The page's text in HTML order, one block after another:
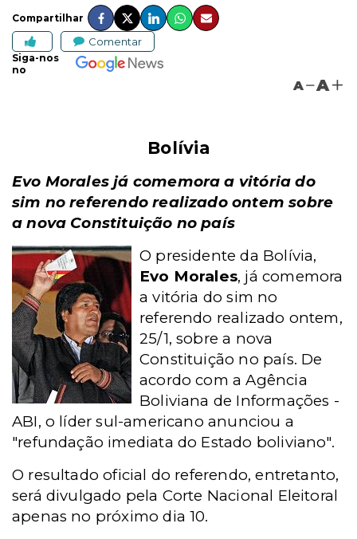
Compartilhar
Comentar
Siga-nos
no
A A
Bolívia
Evo Morales já comemora a vitória do
sim no referendo realizado ontem sobre
a nova Constituição no país
O presidente da Bolívia,
Evo Morales, já comemora
a vitória do sim no
referendo realizado ontem,
25/1, sobre a nova
Constituição no país. De
acordo com a Agência
Boliviana de Informações -
ABI, o líder sul-americano anunciou a
"refundação imediata do Estado boliviano".
O resultado oficial do referendo, entretanto,
será divulgado pela Corte Nacional Eleitoral
apenas no próximo dia 10.